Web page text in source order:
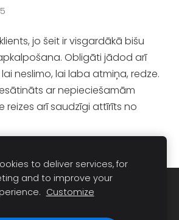
jo šeit ir visgardākā bišu
Obligāti jādod arī
neslimo, lai laba atmiņa, redze.
ar nepieciešamām
reizes arī saudzīgi attīrīts no
Sīkdatnes
to deliver services, for
and to improve your
Customize